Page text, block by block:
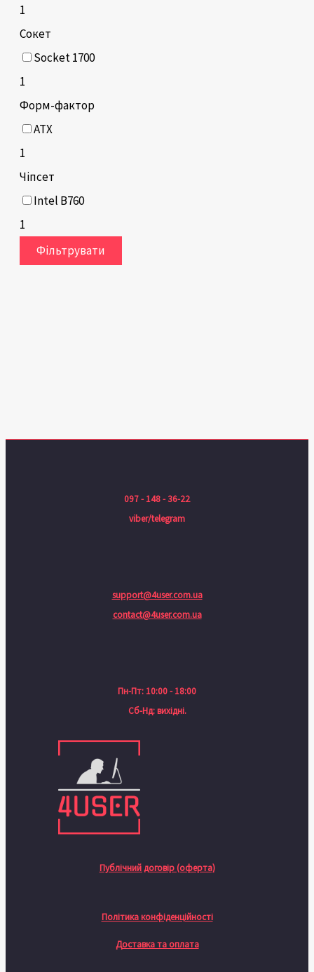
1
Сокет
Socket 1700
1
Форм-фактор
ATX
1
Чіпсет
Intel B760
1
Фільтрувати
097 - 148 - 36-22
viber/telegram
support@4user.com.ua
contact@4user.com.ua
Пн-Пт: 10:00 - 18:00
Сб-Нд: вихідні.
Публічний договір (оферта)
Політика конфіденційності
Доставка та оплата